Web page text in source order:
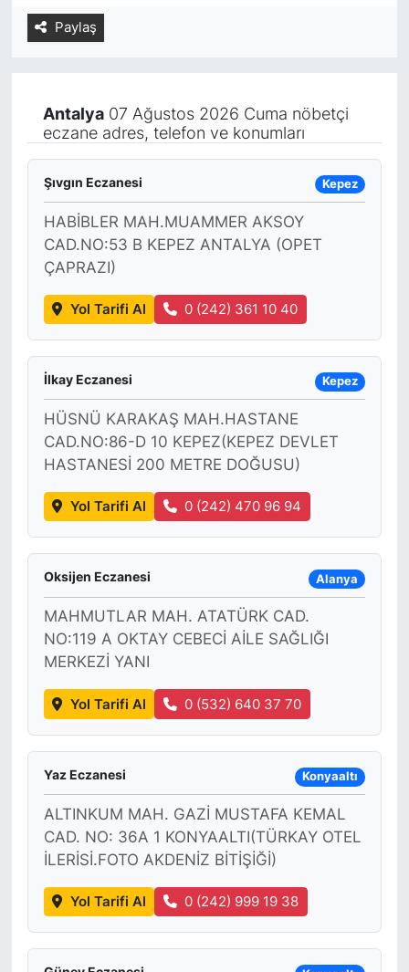
Paylaş
Antalya07 Ağustos 2026 Cuma nöbetçi
eczane adres, telefon ve konumları
Şıvgın Eczanesi Kepez
HABİBLER MAH.MUAMMER AKSOY
CAD.NO:53 B KEPEZ ANTALYA (OPET
ÇAPRAZI)
Yol Tarifi Al 0 (242) 361 10 40
İlkay Eczanesi Kepez
HÜSNÜ KARAKAŞ MAH.HASTANE
CAD.NO:86-D 10 KEPEZ(KEPEZ DEVLET
HASTANESİ 200 METRE DOĞUSU)
Yol Tarifi Al 0 (242) 470 96 94
Oksijen Eczanesi Alanya
MAHMUTLAR MAH. ATATÜRK CAD.
NO:119 A OKTAY CEBECİ AİLE SAĞLIĞI
MERKEZİ YANI
Yol Tarifi Al 0 (532) 640 37 70
Yaz Eczanesi Konyaaltı
ALTINKUM MAH. GAZİ MUSTAFA KEMAL
CAD. NO: 36A 1 KONYAALTI(TÜRKAY OTEL
İLERİSİ.FOTO AKDENİZ BİTİŞİĞİ)
Yol Tarifi Al 0 (242) 999 19 38
Yurt Dışı Fuarlar
Spor
KÜLTÜR SANAT
SAVUNMA SANAYİ
FUAR HABERLERİ
FUAR TAKVİMİ
Amerika Fuarları
FUAR RAPORU
FESTİVAL HABERLERİ
FESTİVAL TAKVİMİ
KONGRE HABERLERİ
KONGRE TAKVİMİ